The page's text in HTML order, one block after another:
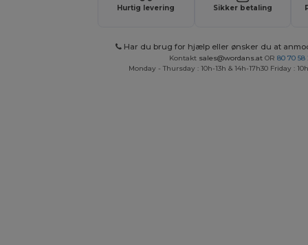
Hurtig levering Sikker betaling
Har du brug for hjælp eller ønsker du at
Kontakt sales@wordans.at OR80 70 58
Monday - Thursday : 10h-13h & 14h-17h30 Friday :